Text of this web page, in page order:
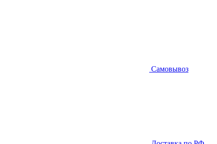
Самовывоз